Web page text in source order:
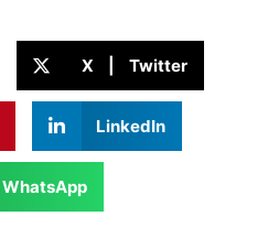
X | Twitter
LinkedIn
WhatsApp